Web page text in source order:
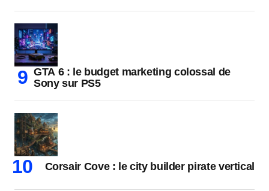
GTA 6 : le budget marketing colossal de
Sony sur PS5
Corsair Cove : le city builder pirate vertical